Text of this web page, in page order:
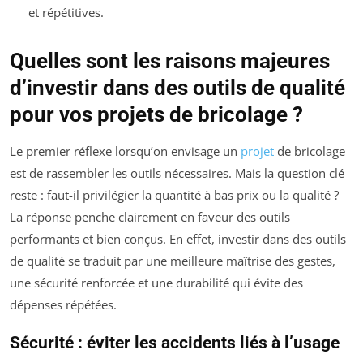
et répétitives.
Quelles sont les raisons majeures
d’investir dans des outils de qualité
pour vos projets de bricolage ?
Le premier réflexe lorsqu’on envisage un projet de bricolage
est de rassembler les outils nécessaires. Mais la question clé
reste : faut-il privilégier la quantité à bas prix ou la qualité ?
La réponse penche clairement en faveur des outils
performants et bien conçus. En effet, investir dans des outils
de qualité se traduit par une meilleure maîtrise des gestes,
une sécurité renforcée et une durabilité qui évite des
dépenses répétées.
Sécurité : éviter les accidents liés à l’usage